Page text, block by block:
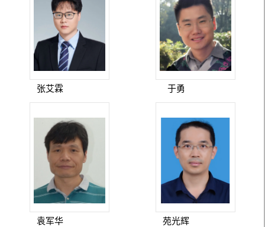
张艾霖 于勇
袁军华 苑光辉